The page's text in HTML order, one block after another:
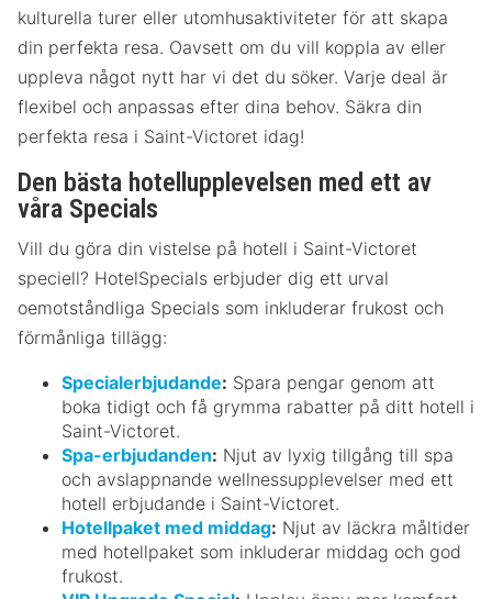
kulturella turer eller utomhusaktiviteter för att skapa
din perfekta resa. Oavsett om du vill koppla av eller
uppleva något nytt har vi det du söker. Varje deal är
flexibel och anpassas efter dina behov. Säkra din
perfekta resa i Saint-Victoret idag!
Den bästa hotellupplevelsen med ett av
våra Specials
Vill du göra din vistelse på hotell i Saint-Victoret
speciell? HotelSpecials erbjuder dig ett urval
oemotståndliga Specials som inkluderar frukost och
förmånliga tillägg:
Specialerbjudande: Spara pengar genom att
boka tidigt och få grymma rabatter på ditt hotell i
Saint-Victoret.
Spa-erbjudanden: Njut av lyxig tillgång till spa
och avslappnande wellnessupplevelser med ett
hotell erbjudande i Saint-Victoret.
Hotellpaket med middag: Njut av läckra måltider
med hotellpaket som inkluderar middag och god
frukost.